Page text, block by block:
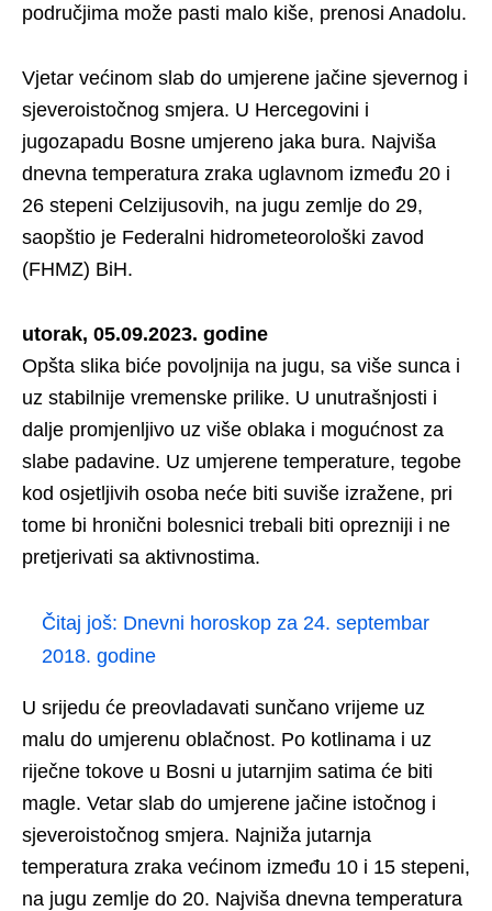
područjima može pasti malo kiše, prenosi Anadolu.
Vjetar većinom slab do umjerene jačine sjevernog i
sjeveroistočnog smjera. U Hercegovini i
jugozapadu Bosne umjereno jaka bura. Najviša
dnevna temperatura zraka uglavnom između 20 i
26 stepeni Celzijusovih, na jugu zemlje do 29,
saopštio je Federalni hidrometeorološki zavod
(FHMZ) BiH.
utorak, 05.09.2023. godine
Opšta slika biće povoljnija na jugu, sa više sunca i
uz stabilnije vremenske prilike. U unutrašnjosti i
dalje promjenljivo uz više oblaka i mogućnost za
slabe padavine. Uz umjerene temperature, tegobe
kod osjetljivih osoba neće biti suviše izražene, pri
tome bi hronični bolesnici trebali biti oprezniji i ne
pretjerivati sa aktivnostima.
Čitaj još: Dnevni horoskop za 24. septembar
2018. godine
U srijedu će preovladavati sunčano vrijeme uz
malu do umjerenu oblačnost. Po kotlinama i uz
riječne tokove u Bosni u jutarnjim satima će biti
magle. Vetar slab do umjerene jačine istočnog i
sjeveroistočnog smjera. Najniža jutarnja
temperatura zraka većinom između 10 i 15 stepeni,
na jugu zemlje do 20. Najviša dnevna temperatura